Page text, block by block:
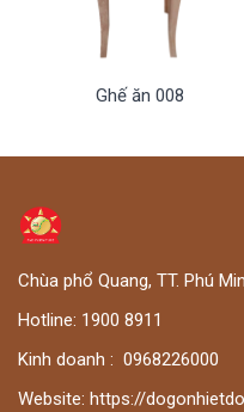
Ghế ăn 008
Chùa phổ Quang, TT. Phú
Hotline: 1900 8911
Kinh doanh : 0968226000
Website: https://